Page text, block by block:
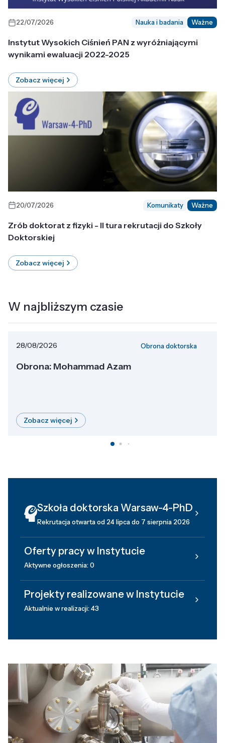
22/07/2026 Nauka i badania Ważne
Instytut Wysokich Ciśnień PAN z wyróżniającymi
wynikami ewaluacji 2022-2025
Zobacz więcej
20/07/2026 Komunikaty Ważne
Zrób doktorat z fizyki - II tura rekrutacji do Szkoły
Doktorskiej
Zobacz więcej
W najbliższym czasie
28/08/2026 Obrona doktorska
Obrona: Mohammad Azam
Zobacz więcej
Szkoła doktorska Warsaw-4-PhD
Rekrutacja otwarta od 24 lipca do 7 sierpnia 2026
Oferty pracy w Instytucie
Aktywne ogłoszenia: 0
Projekty realizowane w Instytucie
Aktualnie w realizacji: 43